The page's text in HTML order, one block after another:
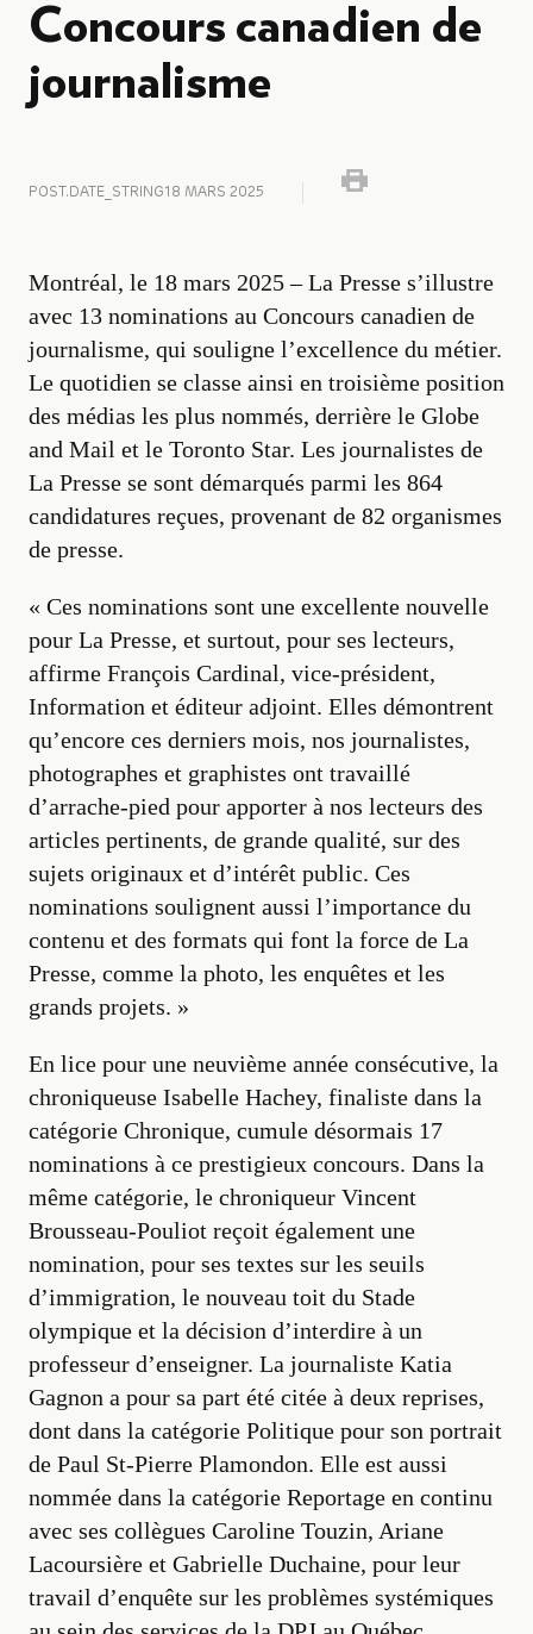
Concours canadien de
journalisme
POST.DATE_STRING18 MARS 2025
Montréal, le 18 mars 2025 – La Presse s’illustre
avec 13 nominations au Concours canadien de
journalisme, qui souligne l’excellence du métier.
Le quotidien se classe ainsi en troisième position
des médias les plus nommés, derrière le Globe
and Mail et le Toronto Star. Les journalistes de
La Presse se sont démarqués parmi les 864
candidatures reçues, provenant de 82 organismes
de presse.
« Ces nominations sont une excellente nouvelle
pour La Presse, et surtout, pour ses lecteurs,
affirme François Cardinal, vice-président,
Information et éditeur adjoint. Elles démontrent
qu’encore ces derniers mois, nos journalistes,
photographes et graphistes ont travaillé
d’arrache-pied pour apporter à nos lecteurs des
articles pertinents, de grande qualité, sur des
sujets originaux et d’intérêt public. Ces
nominations soulignent aussi l’importance du
contenu et des formats qui font la force de La
Presse, comme la photo, les enquêtes et les
grands projets. »
En lice pour une neuvième année consécutive, la
chroniqueuse Isabelle Hachey, finaliste dans la
catégorie Chronique, cumule désormais 17
nominations à ce prestigieux concours. Dans la
même catégorie, le chroniqueur Vincent
Brousseau-Pouliot reçoit également une
nomination, pour ses textes sur les seuils
d’immigration, le nouveau toit du Stade
olympique et la décision d’interdire à un
professeur d’enseigner. La journaliste Katia
Gagnon a pour sa part été citée à deux reprises,
dont dans la catégorie Politique pour son portrait
de Paul St-Pierre Plamondon. Elle est aussi
nommée dans la catégorie Reportage en continu
avec ses collègues Caroline Touzin, Ariane
Lacoursière et Gabrielle Duchaine, pour leur
travail d’enquête sur les problèmes systémiques